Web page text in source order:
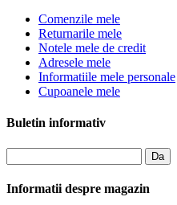
Comenzile mele
Returnarile mele
Notele mele de credit
Adresele mele
Informatiile mele personale
Cupoanele mele
Buletin informativ
Da
Informatii despre magazin